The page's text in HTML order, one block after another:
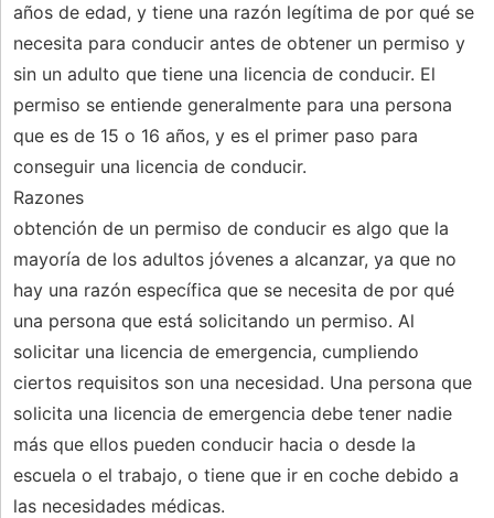
años de edad, y tiene una razón legítima de por qué se
necesita para conducir antes de obtener un permiso y
sin un adulto que tiene una licencia de conducir. El
permiso se entiende generalmente para una persona
que es de 15 o 16 años, y es el primer paso para
conseguir una licencia de conducir.
Razones
obtención de un permiso de conducir es algo que la
mayoría de los adultos jóvenes a alcanzar, ya que no
hay una razón específica que se necesita de por qué
una persona que está solicitando un permiso. Al
solicitar una licencia de emergencia, cumpliendo
ciertos requisitos son una necesidad. Una persona que
solicita una licencia de emergencia debe tener nadie
más que ellos pueden conducir hacia o desde la
escuela o el trabajo, o tiene que ir en coche debido a
las necesidades médicas.